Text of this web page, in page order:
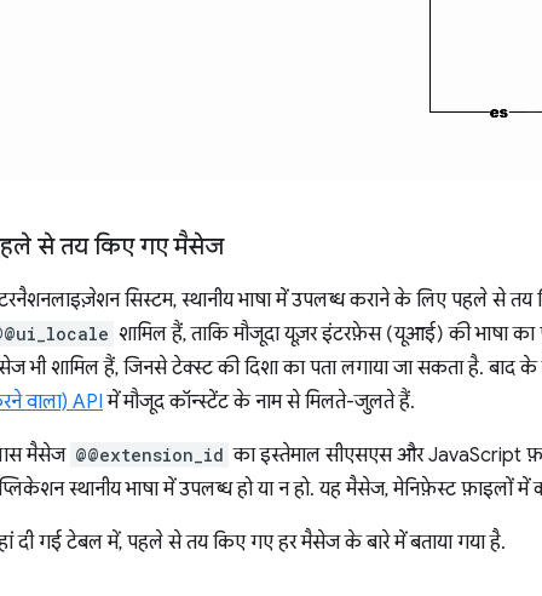
से तय किए गए मैसेज
सिस्टम, स्थानीय भाषा में उपलब्ध कराने के लिए पहले से
शामिल हैं, ताकि मौजूदा यूज़र इंटरफ़ेस (यूआई) की भाषा
भी शामिल हैं, जिनसे टेक्स्ट की दिशा का पता लगाया जा सकता है. बाद
वाला) API में मौजूद कॉन्स्टेंट के नाम से मिलते-जुलते हैं.
मैसेज @@extension_id का इस्तेमाल सीएसएस और JavaScript
स्थानीय भाषा में उपलब्ध हो या न हो. यह मैसेज, मेनिफ़ेस्ट फ़ाइलों में
दी गई टेबल में, पहले से तय किए गए हर मैसेज के बारे में बताया गया है.